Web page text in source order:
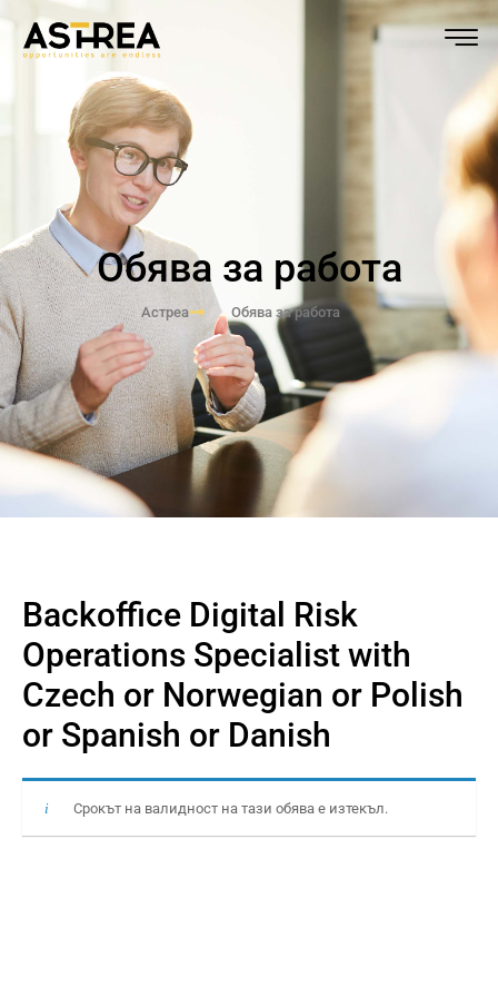
Обява за работа
Астреа Обява за работа
Backoffice Digital Risk
Operations Specialist with
Czech or Norwegian or Polish
or Spanish or Danish
Срокът на валидност на тази обява е изтекъл.